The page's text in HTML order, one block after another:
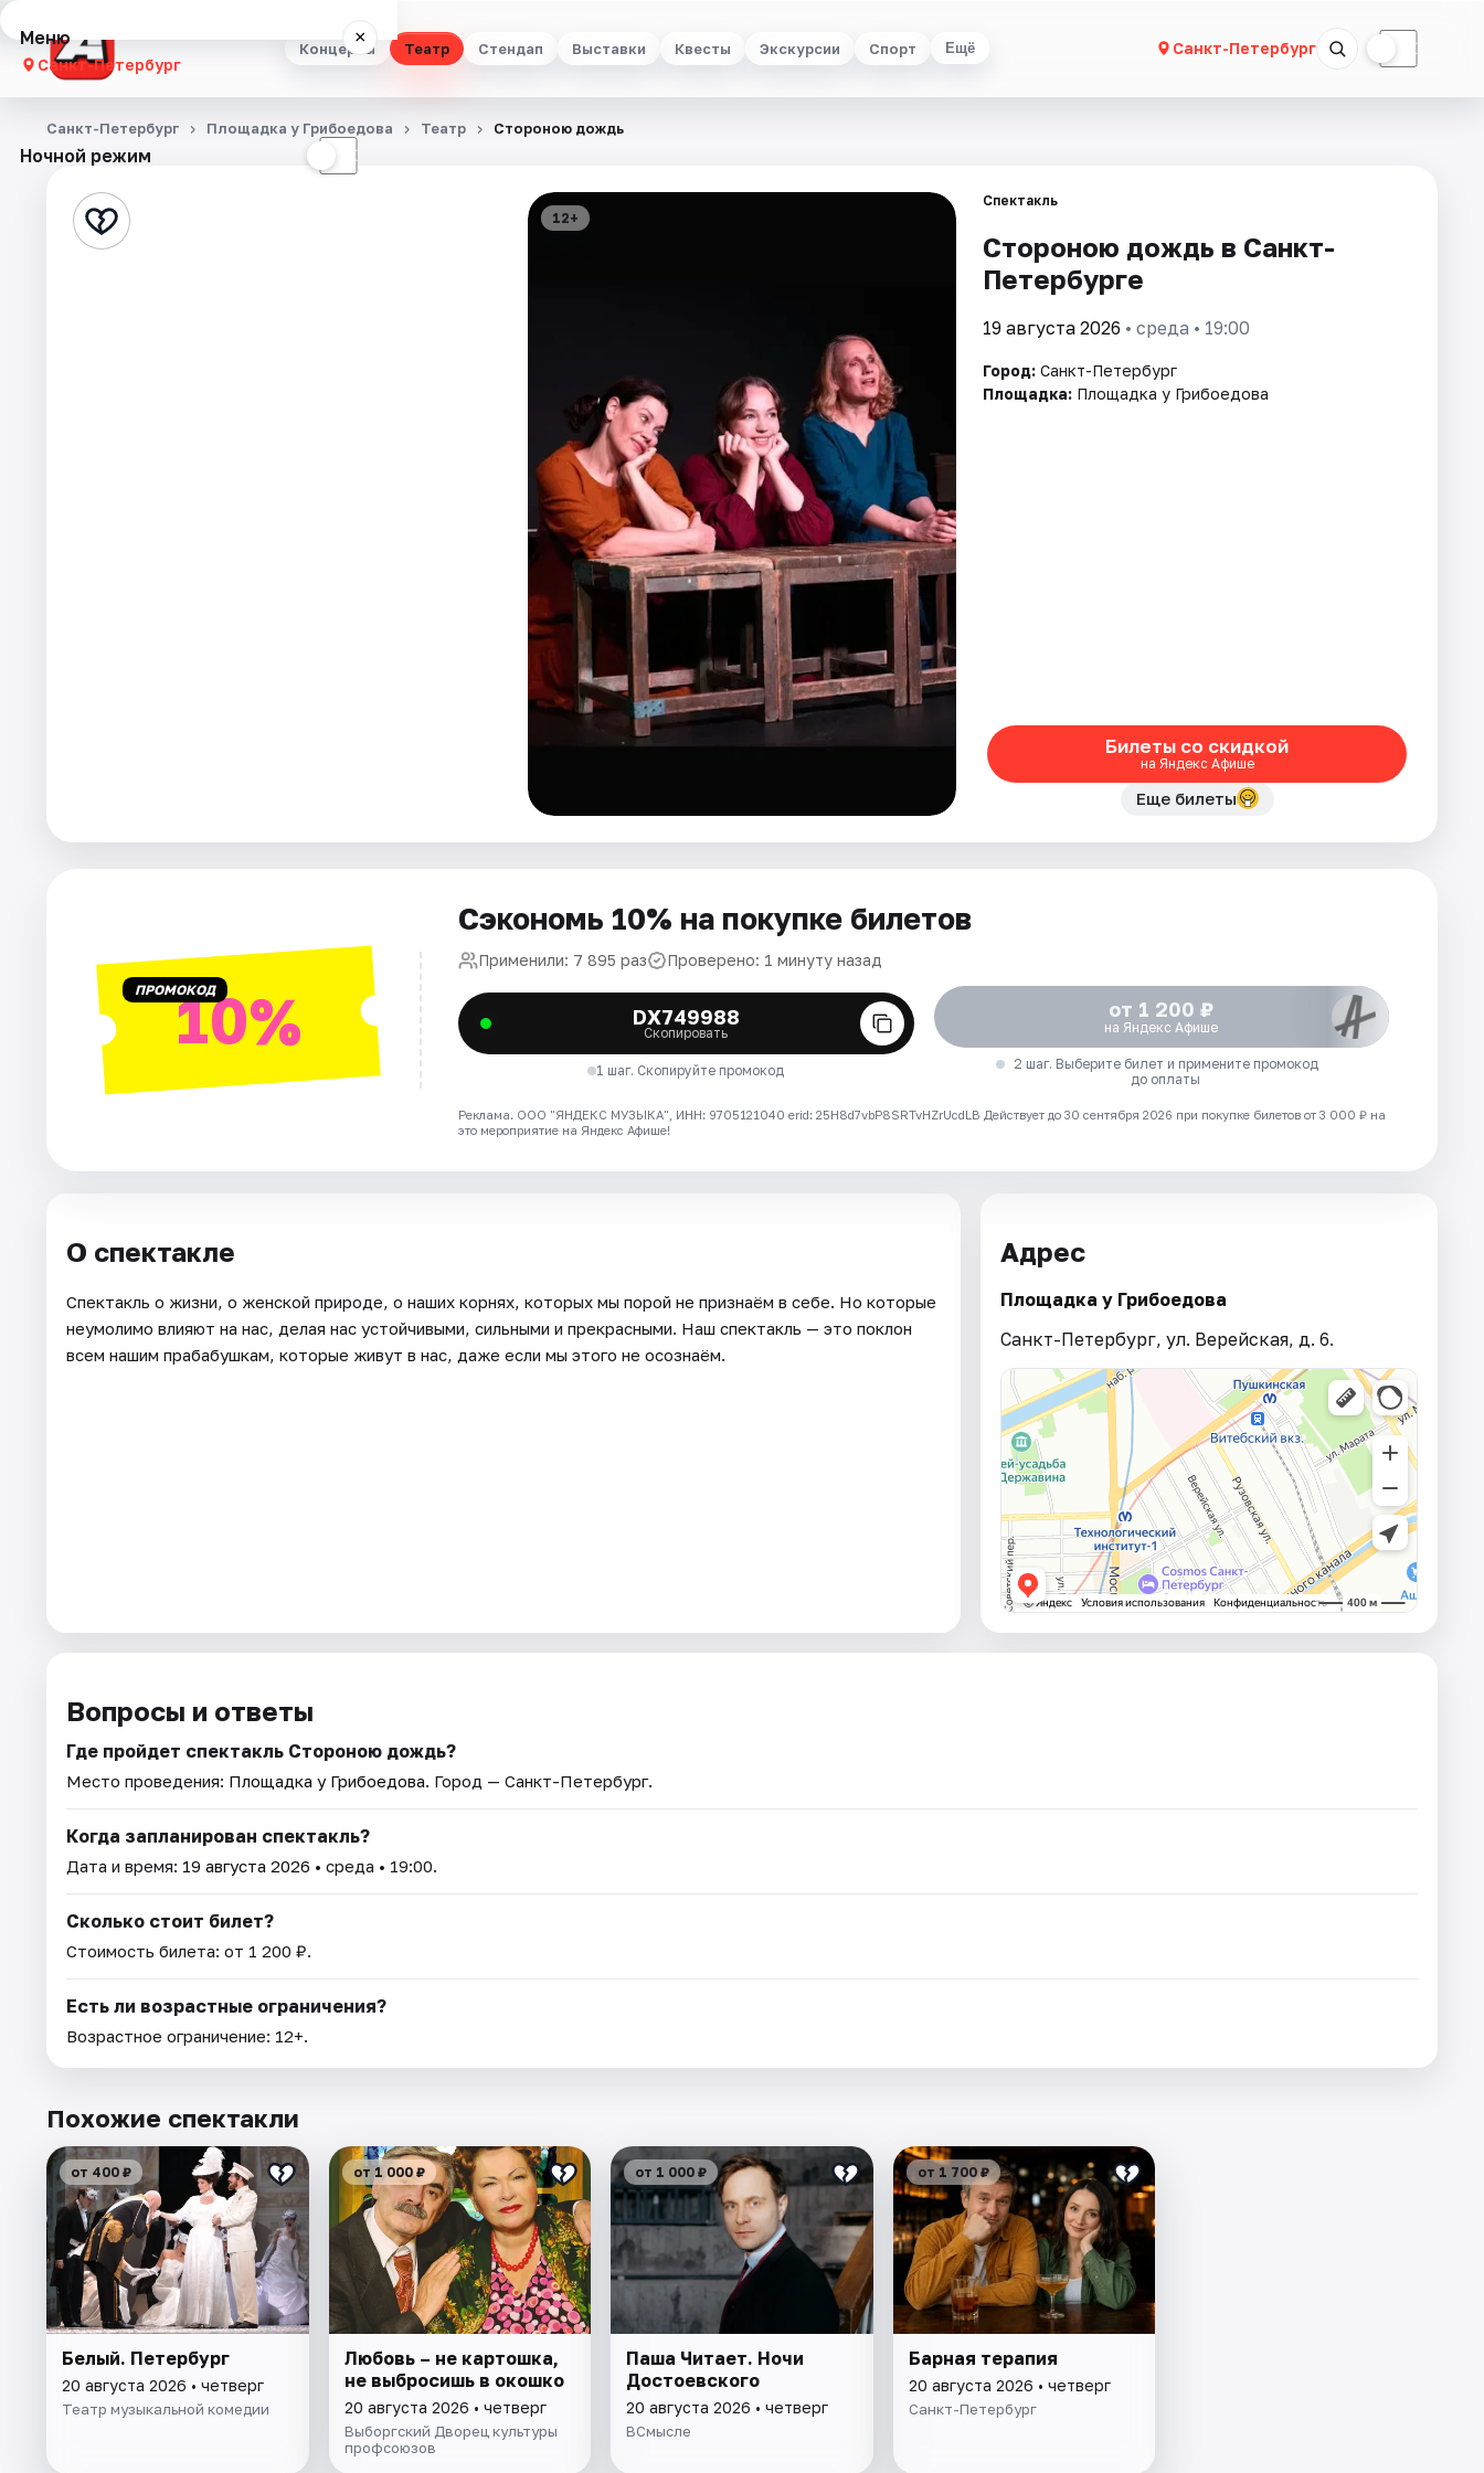
Концерты Театр Стендап Выставки Квесты Экскурсии Спорт Ещё Санкт-Петербург ☾
Меню ×
Санкт-Петербург
Концерты
Стендап
Ночной режим ☾
Санкт-Петербург Площадка у Грибоедова Театр Стороною дождь
12+
Спектакль
Стороною дождь в Санкт-
Петербурге
19 августа 2026 • среда • 19:00
Город: Санкт-Петербург
Площадка: Площадка у Грибоедова
Билеты со скидкой
на Яндекс Афише
Еще билеты
ПРОМОКОД10%
Сэкономь 10% на покупке билетов
Применили: 7 895 раз Проверено: 1 минуту назад
DX749988
Скопировать
1 шаг. Скопируйте промокод
от 1 200 ₽
на Яндекс Афише
2 шаг. Выберите билет и примените промокод
до оплаты
Реклама. ООО "ЯНДЕКС МУЗЫКА", ИНН: 9705121040 erid: 25H8d7vbP8SRTvHZrUcdLB Действует до 30 сентября 2026 при покупке билетов от 3 000 ₽ на
это мероприятие на Яндекс Афише!
О спектакле
Спектакль о жизни, о женской природе, о наших корнях, которых мы порой не признаём в себе. Но которые
неумолимо влияют на нас, делая нас устойчивыми, сильными и прекрасными. Наш спектакль — это поклон
всем нашим прабабушкам, которые живут в нас, даже если мы этого не осознаём.
Адрес
Площадка у Грибоедова
Санкт-Петербург, ул. Верейская, д. 6.
Вопросы и ответы
Где пройдет спектакль Стороною дождь?
Место проведения: Площадка у Грибоедова. Город — Санкт-Петербург.
Когда запланирован спектакль?
Дата и время: 19 августа 2026 • среда • 19:00.
Сколько стоит билет?
Стоимость билета: от 1 200 ₽.
Есть ли возрастные ограничения?
Возрастное ограничение: 12+.
Похожие спектакли
от 400 ₽
Белый. Петербург
20 августа 2026 • четверг
Театр музыкальной комедии
от 1 000 ₽
Любовь – не картошка,
не выбросишь в окошко
20 августа 2026 • четверг
Выборгский Дворец культуры
профсоюзов
от 1 000 ₽
Паша Читает. Ночи
Достоевского
20 августа 2026 • четверг
ВСмысле
от 1 700 ₽
Барная терапия
20 августа 2026 • четверг
Санкт-Петербург